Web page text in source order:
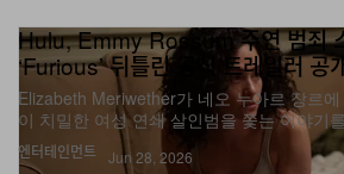
엔터테인먼트
Hulu, Emmy Rossum 주연 범죄
‘Furious’ 뒤틀린 공식 트레일러 공
Elizabeth Meriwether가 네오 누아르 장르
이 치밀한 여성 연쇄 살인범을 쫓는 이야기
Jun 28, 2026